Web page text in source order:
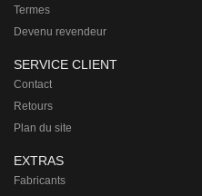
Termes
Devenu revendeur
SERVICE CLIENT
Contact
Retours
Plan du site
EXTRAS
Fabricants